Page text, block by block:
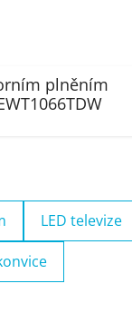
plněním
LED televize